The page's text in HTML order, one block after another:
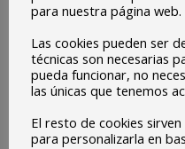
Pero qué me estás
Radio escolar Por
Los más pequeños del
visión sobre diferentes
para nuestra página web.
Las cookies pueden ser
técnicas son necesarias
pueda funcionar, no
las únicas que tenemos
El resto de cookies
para personalizarla en